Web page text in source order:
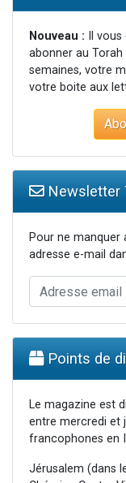
Nouveau : Il
abonner au
semaines, votre
votre boite aux
Newsletter
Pour ne manquer
adresse e-mail
Points de
Le magazine est
entre mercredi et
francophones en
Jérusalem (dans